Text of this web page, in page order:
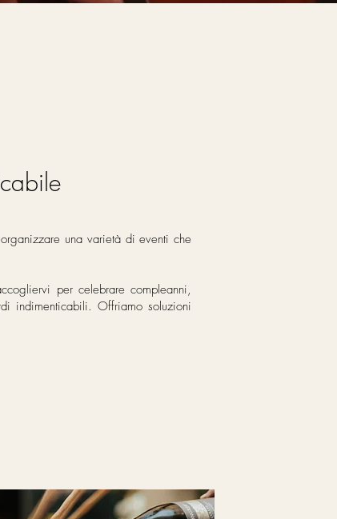
una varietà di eventi che
per celebrare compleanni,
indimenticabili. Offriamo soluzioni